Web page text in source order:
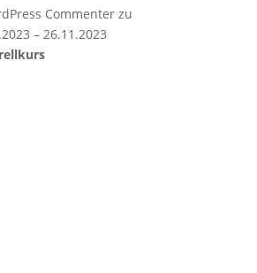
Commenter zu
– 26.11.2023